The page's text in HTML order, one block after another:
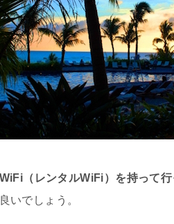
（レンタルWiFi）を持って
いでしょう。